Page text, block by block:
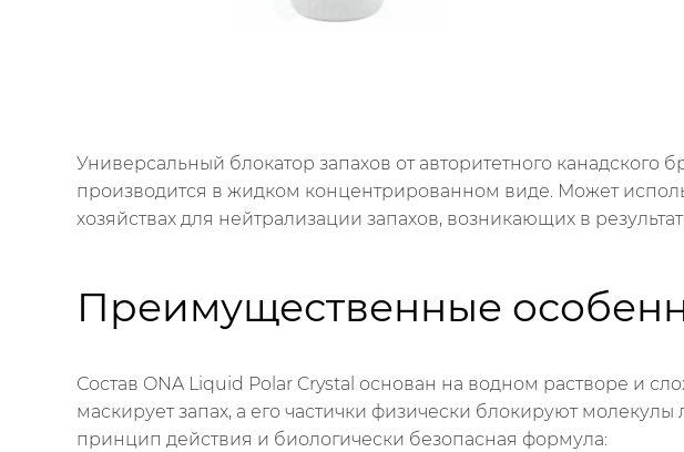
Универсальный блокатор запахов от авторитетного
производится в жидком концентрированном виде. Может
хозяйствах для нейтрализации запахов, возникающих в
Преимущественные
Состав ONA Liquid Polar Crystal основан на водном растворе и
маскирует запах, а его частички физически блокируют
принцип действия и биологически безопасная формула: